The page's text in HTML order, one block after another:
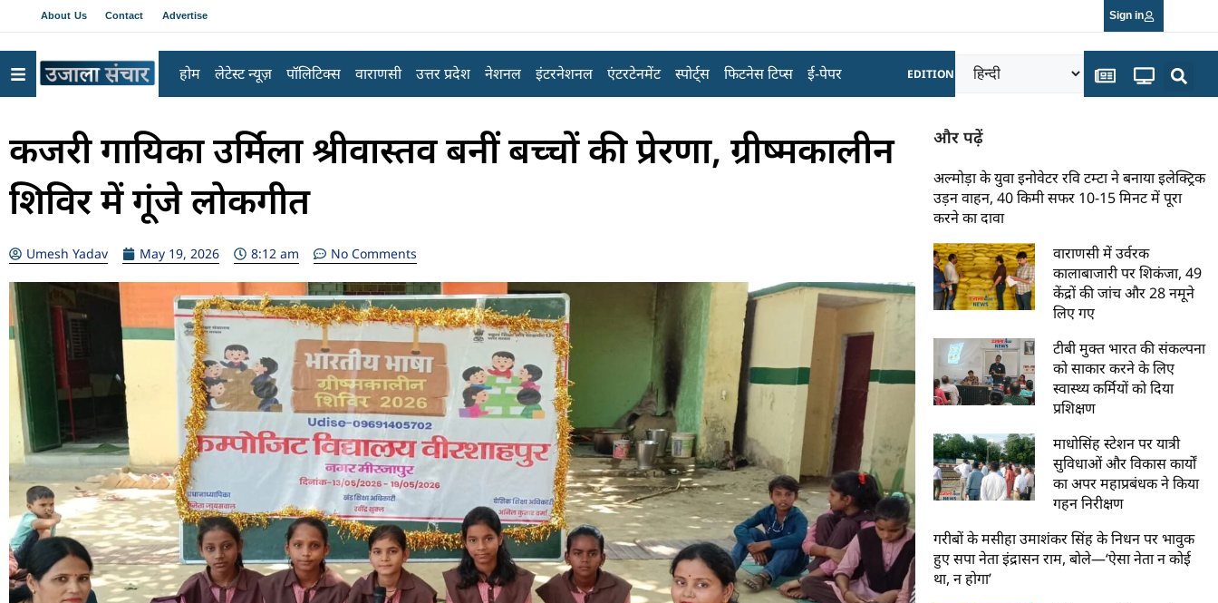
About Us Contact Advertise Sign in
होम लेटेस्ट न्यूज़ पॉलिटिक्स वाराणसी उत्तर प्रदेश नेशनल इंटरनेशनल एंटरटेनमेंट स्पोर्ट्स फिटनेस टिप्स ई-पेपर EDITION
कजरी गायिका उर्मिला श्रीवास्तव बनीं बच्चों की प्रेरणा, ग्रीष्मकालीन
शिविर में गूंजे लोकगीत
Umesh Yadav May 19, 2026 8:12 am No Comments
और पढ़ें
अल्मोड़ा के युवा इनोवेटर रवि टम्टा ने बनाया इलेक्ट्रिक
उड़न वाहन, 40 किमी सफर 10-15 मिनट में पूरा
करने का दावा
वाराणसी में उर्वरक
कालाबाजारी पर शिकंजा, 49
केंद्रों की जांच और 28 नमूने
लिए गए
टीबी मुक्त भारत की संकल्पना
को साकार करने के लिए
स्वास्थ्य कर्मियों को दिया
प्रशिक्षण
माधोसिंह स्टेशन पर यात्री
सुविधाओं और विकास कार्यों
का अपर महाप्रबंधक ने किया
गहन निरीक्षण
गरीबों के मसीहा उमाशंकर सिंह के निधन पर भावुक
हुए सपा नेता इंद्रासन राम, बोले—‘ऐसा नेता न कोई
था, न होगा’